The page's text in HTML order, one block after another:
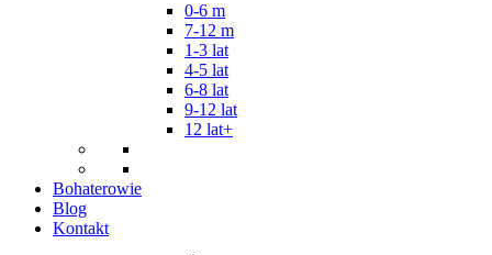
0-6 m
7-12 m
1-3 lat
4-5 lat
6-8 lat
9-12 lat
12 lat+
Bohaterowie
Blog
Kontakt